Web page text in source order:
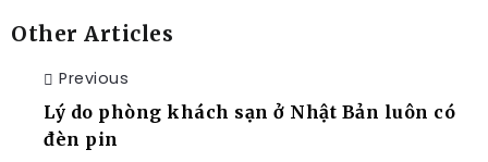
Other Articles
Previous
Lý do phòng khách sạn ở Nhật Bản luôn có
đèn pin